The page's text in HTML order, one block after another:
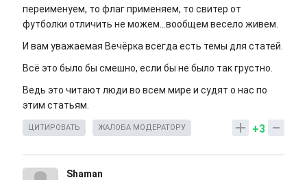
переименуем, то флаг применяем, то свитер от
футболки отличить не можем...вообщем весело живем.
И вам уважаемая Вечёрка всегда есть темы для статей.
Всё это было бы смешно, если бы не было так грустно.
Ведь это читают люди во всем мире и судят о нас по
этим статьям.
+3
ЦИТИРОВАТЬ ЖАЛОБА МОДЕРАТОРУ
Shaman